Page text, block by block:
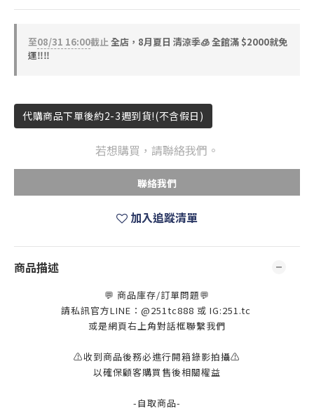
至08/31 16:00截止全店，8月夏日 清涼季🧊 全館滿 $2000就免
運‼️‼️
代購商品下單後約2-3週到貨!(不含假日)
若想購買，請聯絡我們。
聯絡我們
加入追蹤清單
商品描述
💬 商品庫存/訂單問題💬
請私訊官方LINE：@251tc888 或 IG:251.tc
或是網頁右上角對話框聯繫我們
⚠️收到商品後務必進行開箱錄影拍攝⚠️
以確保顧客購買售後相關權益
-自取商品-